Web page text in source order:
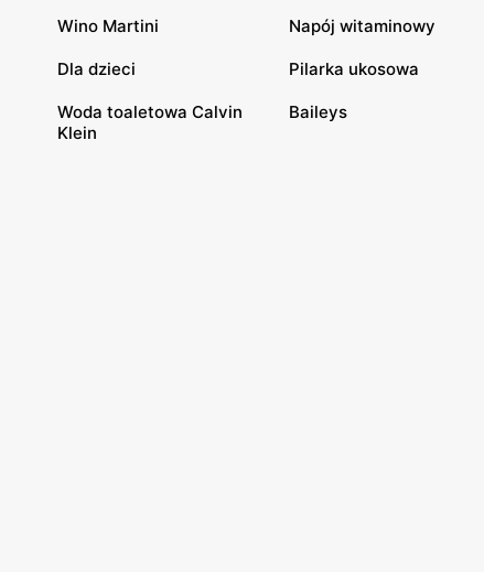
Wino Martini Napój witaminowy
Dla dzieci Pilarka ukosowa
Woda toaletowa Calvin
Klein
Baileys